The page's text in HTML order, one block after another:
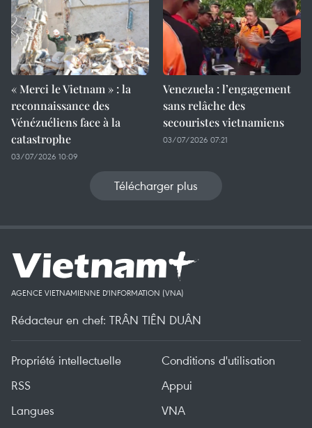
« Merci le Vietnam » : la
reconnaissance des
Vénézuéliens face à la
catastrophe
03/07/2026 10:09
Venezuela : l’engagement
sans relâche des
secouristes vietnamiens
03/07/2026 07:21
Télécharger plus
AGENCE VIETNAMIENNE D'INFORMATION (VNA)
Rédacteur en chef: TRÂN TIÊN DUÂN
Propriété intellectuelle
Conditions d'utilisation
RSS
Appui
Langues
VNA